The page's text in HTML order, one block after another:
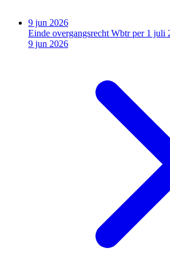
9 jun 2026
Einde overgangsrecht Wbtr per 1 juli
9 jun 2026